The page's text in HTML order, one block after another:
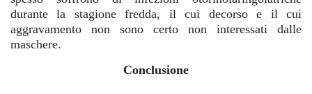
durante la stagione fredda, il cui decorso e il cui
aggravamento non sono certo non interessati dalle
maschere.
Conclusione